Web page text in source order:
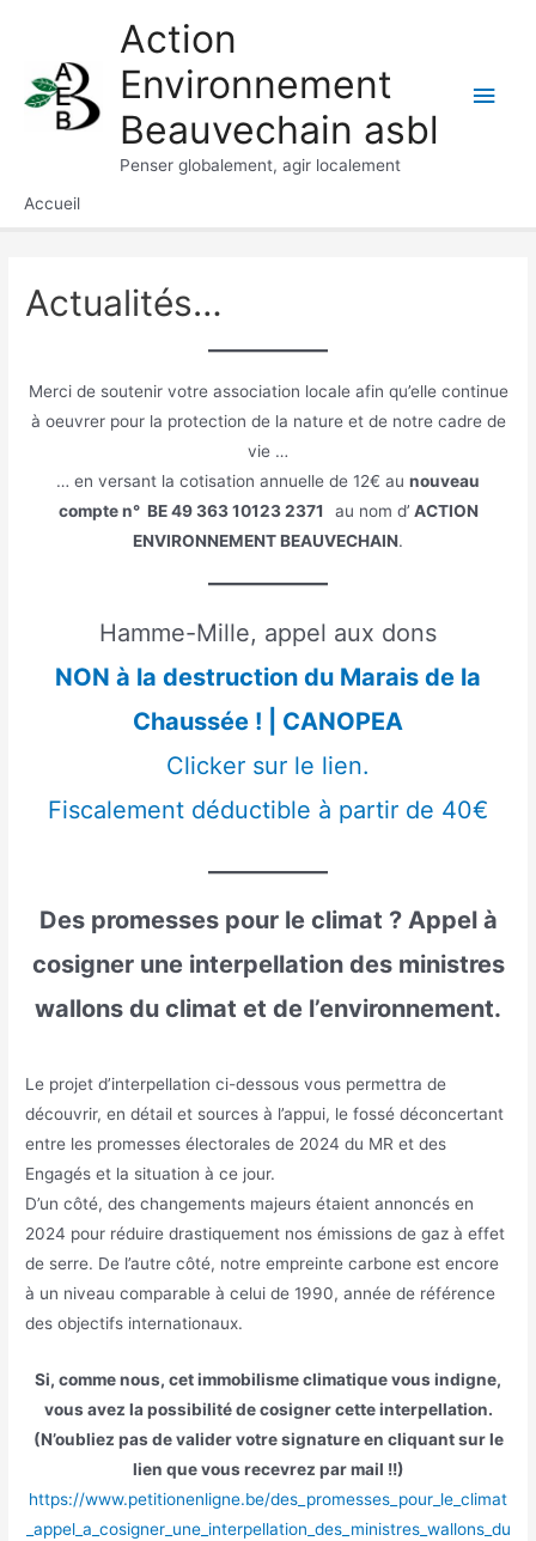
contenu
Action
Environnement
Beauvechain asbl
Penser globalement, agir localement
Accueil
Actualités…
Merci de soutenir votre association locale afin qu’elle continue
à oeuvrer pour la protection de la nature et de notre cadre de
vie …
… en versant la cotisation annuelle de 12€ au nouveau
compte n° BE 49 363 10123 2371 au nom d’ ACTION
ENVIRONNEMENT BEAUVECHAIN.
Hamme-Mille, appel aux dons
NON à la destruction du Marais de la
Chaussée ! | CANOPEA
Clicker sur le lien.
Fiscalement déductible à partir de 40€
Des promesses pour le climat ? Appel à
cosigner une interpellation des ministres
wallons du climat et de l’environnement.
Le projet d’interpellation ci-dessous vous permettra de
découvrir, en détail et sources à l’appui, le fossé déconcertant
entre les promesses électorales de 2024 du MR et des
Engagés et la situation à ce jour.
D’un côté, des changements majeurs étaient annoncés en
2024 pour réduire drastiquement nos émissions de gaz à effet
de serre. De l’autre côté, notre empreinte carbone est encore
à un niveau comparable à celui de 1990, année de référence
des objectifs internationaux.
Si, comme nous, cet immobilisme climatique vous indigne,
vous avez la possibilité de cosigner cette interpellation.
(N’oubliez pas de valider votre signature en cliquant sur le
lien que vous recevrez par mail !!)
https://www.petitionenligne.be/des_promesses_pour_le_climat
_appel_a_cosigner_une_interpellation_des_ministres_wallons_du